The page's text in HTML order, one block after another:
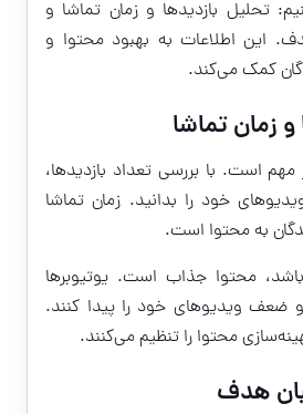
تحلیل بازدیدها و زمان تماشا و
این اطلاعات به بهبود محتوا و
کمک می‌کند.
زمان تماشا
مهم است. با بررسی تعداد بازدیدها،
خود را بدانید. زمان تماشا
به محتوا است.
باشد، محتوا جذاب است. یوتیوبرها
ضعف ویدیوهای خود را پیدا کنند.
محتوا را تنظیم می‌کنند.
هدف